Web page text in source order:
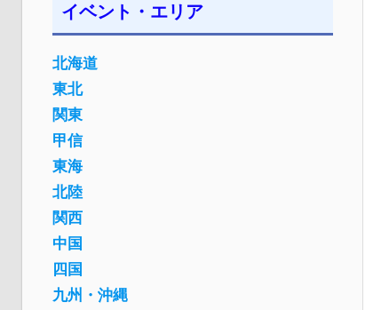
イベント・エリア
北海道
東北
関東
甲信
東海
北陸
関西
中国
四国
九州・沖縄